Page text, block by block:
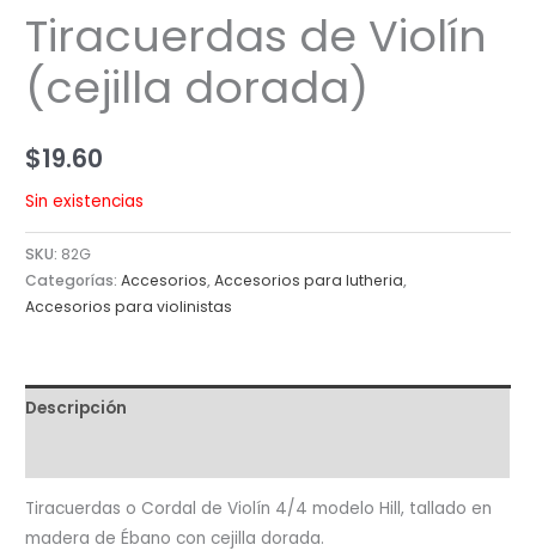
Tiracuerdas de Violín
(cejilla dorada)
$19.60
Sin existencias
SKU: 82G
Categorías:Accesorios,Accesorios para lutheria,
Accesorios para violinistas
Descripción
Tiracuerdas o Cordal de Violín 4/4 modelo Hill, tallado en
madera de Ébano con cejilla dorada.